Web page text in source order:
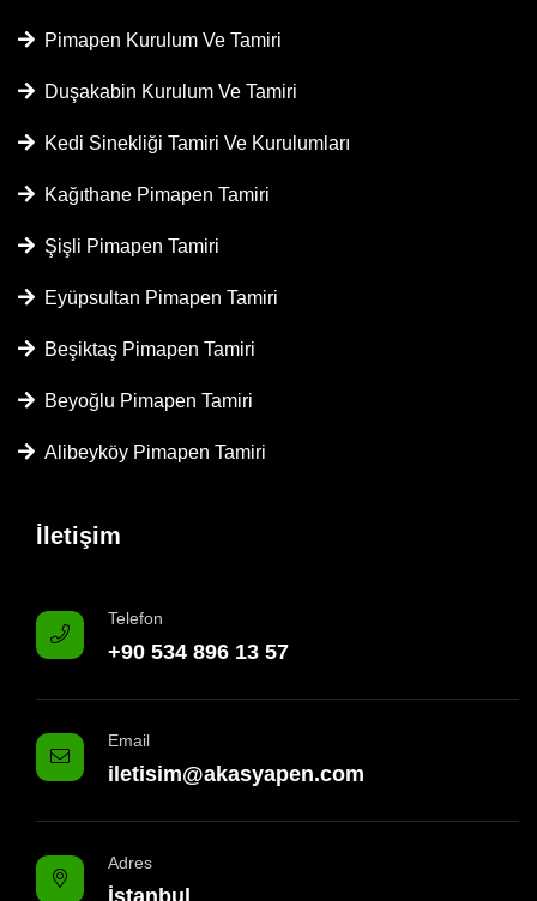
Pimapen Kurulum Ve Tamiri
Duşakabin Kurulum Ve Tamiri
Kedi Sinekliği Tamiri Ve Kurulumları
Kağıthane Pimapen Tamiri
Şişli Pimapen Tamiri
Eyüpsultan Pimapen Tamiri
Beşiktaş Pimapen Tamiri
Beyoğlu Pimapen Tamiri
Alibeyköy Pimapen Tamiri
İletişim
Telefon
+90 534 896 13 57
Email
iletisim@akasyapen.com
Adres
İstanbul